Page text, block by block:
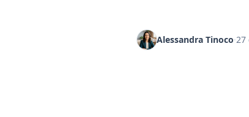
Alessandra Tinoco·27